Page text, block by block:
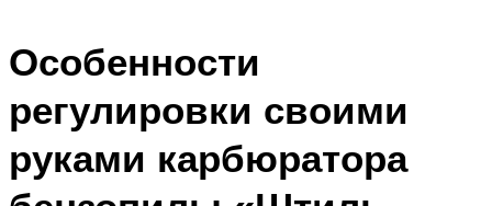
Особенности
регулировки своими
руками карбюратора